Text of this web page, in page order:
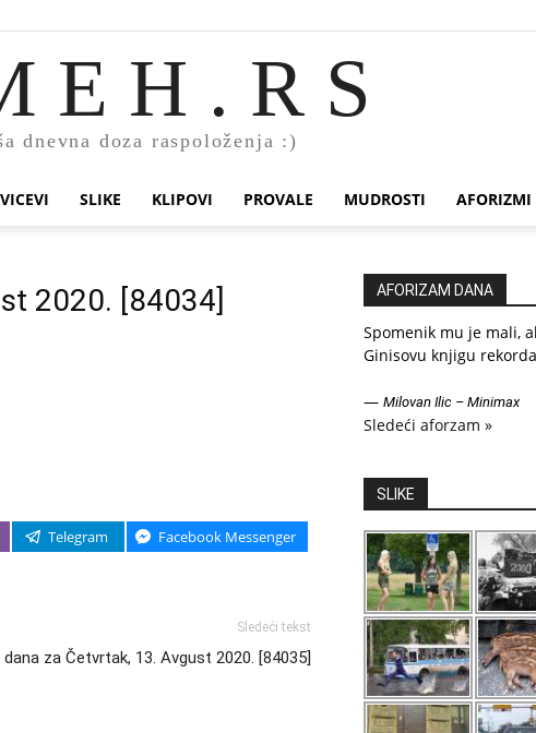
E H . R S
dnevna doza raspoloženja :)
VICEVI SLIKE KLIPOVI PROVALE MUDROSTI AFORIZMI
2020. [84034]
Telegram Facebook Messenger
Sledeći tekst
dana za Četvrtak, 13. Avgust 2020. [84035]
AFORIZAM DANA
Spomenik mu je mali,
Ginisovu knjigu
— Milovan Ilic – Minimax
Sledeći aforzam »
SLIKE